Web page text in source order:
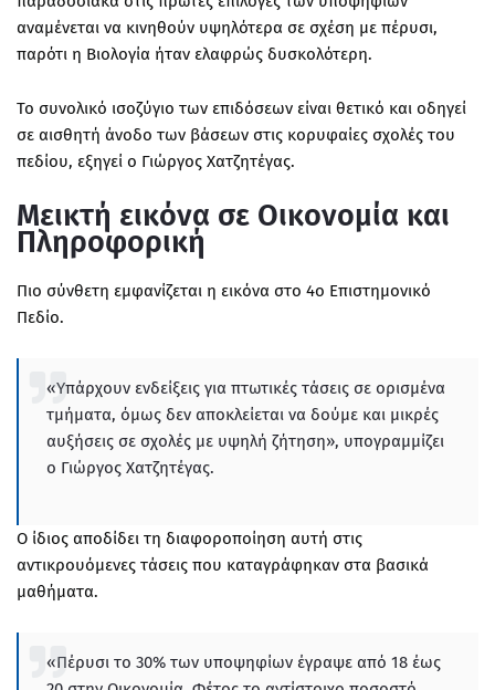
αναμένεται να κινηθούν υψηλότερα σε σχέση με πέρυσι,
παρότι η Βιολογία ήταν ελαφρώς δυσκολότερη.
Το συνολικό ισοζύγιο των επιδόσεων είναι θετικό και οδηγεί
σε αισθητή άνοδο των βάσεων στις κορυφαίες σχολές του
πεδίου, εξηγεί ο Γιώργος Χατζητέγας.
Μεικτή εικόνα σε Οικονομία και
Πληροφορική
Πιο σύνθετη εμφανίζεται η εικόνα στο 4ο Επιστημονικό
Πεδίο.
«Υπάρχουν ενδείξεις για πτωτικές τάσεις σε ορισμένα
τμήματα, όμως δεν αποκλείεται να δούμε και μικρές
αυξήσεις σε σχολές με υψηλή ζήτηση», υπογραμμίζει
ο Γιώργος Χατζητέγας.
Ο ίδιος αποδίδει τη διαφοροποίηση αυτή στις
αντικρουόμενες τάσεις που καταγράφηκαν στα βασικά
μαθήματα.
«Πέρυσι το 30% των υποψηφίων έγραψε από 18 έως